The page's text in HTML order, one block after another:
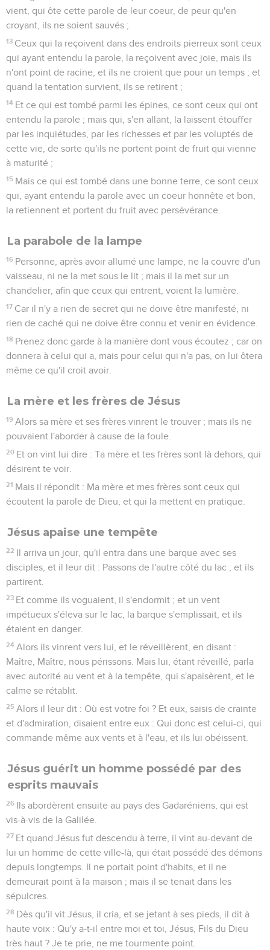
vient, qui ôte cette parole de leur coeur, de peur qu'en
croyant, ils ne soient sauvés ;
13 Ceux qui la reçoivent dans des endroits pierreux sont ceux
qui ayant entendu la parole, la reçoivent avec joie, mais ils
n'ont point de racine, et ils ne croient que pour un temps ; et
quand la tentation survient, ils se retirent ;
14 Et ce qui est tombé parmi les épines, ce sont ceux qui ont
entendu la parole ; mais qui, s'en allant, la laissent étouffer
par les inquiétudes, par les richesses et par les voluptés de
cette vie, de sorte qu'ils ne portent point de fruit qui vienne
à maturité ;
15 Mais ce qui est tombé dans une bonne terre, ce sont ceux
qui, ayant entendu la parole avec un coeur honnête et bon,
la retiennent et portent du fruit avec persévérance.
La parabole de la lampe
16 Personne, après avoir allumé une lampe, ne la couvre d'un
vaisseau, ni ne la met sous le lit ; mais il la met sur un
chandelier, afin que ceux qui entrent, voient la lumière.
17 Car il n'y a rien de secret qui ne doive être manifesté, ni
rien de caché qui ne doive être connu et venir en évidence.
18 Prenez donc garde à la manière dont vous écoutez ; car on
donnera à celui qui a, mais pour celui qui n'a pas, on lui ôtera
même ce qu'il croit avoir.
La mère et les frères de Jésus
19 Alors sa mère et ses frères vinrent le trouver ; mais ils ne
pouvaient l'aborder à cause de la foule.
20 Et on vint lui dire : Ta mère et tes frères sont là dehors, qui
désirent te voir.
21 Mais il répondit : Ma mère et mes frères sont ceux qui
écoutent la parole de Dieu, et qui la mettent en pratique.
Jésus apaise une tempête
22 Il arriva un jour, qu'il entra dans une barque avec ses
disciples, et il leur dit : Passons de l'autre côté du lac ; et ils
partirent.
23 Et comme ils voguaient, il s'endormit ; et un vent
impétueux s'éleva sur le lac, la barque s'emplissait, et ils
étaient en danger.
24 Alors ils vinrent vers lui, et le réveillèrent, en disant :
Maître, Maître, nous périssons. Mais lui, étant réveillé, parla
avec autorité au vent et à la tempête, qui s'apaisèrent, et le
calme se rétablit.
25 Alors il leur dit : Où est votre foi ? Et eux, saisis de crainte
et d'admiration, disaient entre eux : Qui donc est celui-ci, qui
commande même aux vents et à l'eau, et ils lui obéissent.
Jésus guérit un homme possédé par des
esprits mauvais
26 Ils abordèrent ensuite au pays des Gadaréniens, qui est
vis-à-vis de la Galilée.
27 Et quand Jésus fut descendu à terre, il vint au-devant de
lui un homme de cette ville-là, qui était possédé des démons
depuis longtemps. Il ne portait point d'habits, et il ne
demeurait point à la maison ; mais il se tenait dans les
sépulcres.
28 Dès qu'il vit Jésus, il cria, et se jetant à ses pieds, il dit à
haute voix : Qu'y a-t-il entre moi et toi, Jésus, Fils du Dieu
très haut ? Je te prie, ne me tourmente point.